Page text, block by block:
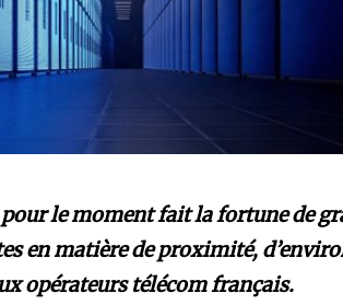
le moment fait la fortune de
en matière de proximité,
opérateurs télécom français.